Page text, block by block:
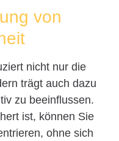
von
nicht nur die
trägt auch dazu
zu beeinflussen.
ist, können Sie
ohne sich